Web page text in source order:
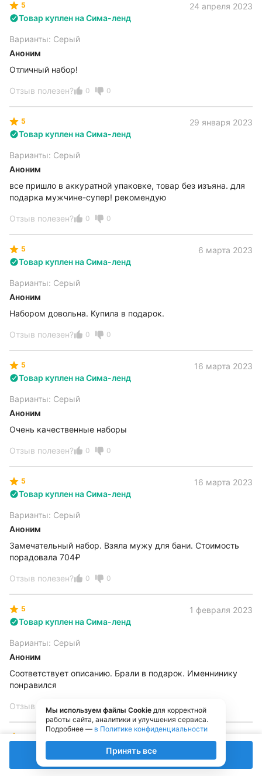
5
24 апреля 2023
Товар куплен на Сима-ленд
Варианты: Серый
Аноним
Отличный набор!
Отзыв полезен? 0 0
5
29 января 2023
Товар куплен на Сима-ленд
Варианты: Серый
Аноним
все пришло в аккуратной упаковке, товар без изъяна. для
подарка мужчине-супер! рекомендую
Отзыв полезен? 0 0
5
6 марта 2023
Товар куплен на Сима-ленд
Варианты: Серый
Аноним
Набором довольна. Купила в подарок.
Отзыв полезен? 0 0
5
16 марта 2023
Товар куплен на Сима-ленд
Варианты: Серый
Аноним
Очень качественные наборы
Отзыв полезен? 0 0
5
16 марта 2023
Товар куплен на Сима-ленд
Варианты: Серый
Аноним
Замечательный набор. Взяла мужу для бани. Стоимость
порадовала 704₽
Отзыв полезен? 0 0
5
1 февраля 2023
Товар куплен на Сима-ленд
Варианты: Серый
Аноним
Соответствует описанию. Брали в подарок. Именнинику
понравился
Отзыв полезен?
Товар куплен на Сима-ленд
Варианты: Серый
Перейти Добавить в корзину
Мы используем файлы Cookie для корректной
работы сайта, аналитики и улучшения сервиса.
Подробнее — в Политике конфиденциальности
Принять все